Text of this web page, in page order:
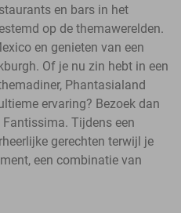
en bars in het
op de themawerelden.
en genieten van een
Of je nu zin hebt in een
Phantasialand
ervaring? Bezoek dan
Fantissima. Tijdens een
gerechten terwijl je
een combinatie van